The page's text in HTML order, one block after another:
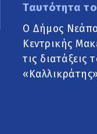
Ταυτότητα
Ο Δήμος
Κεντρικής
τις